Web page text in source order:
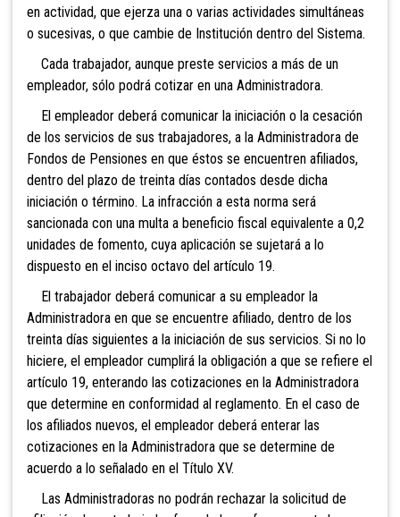
en actividad, que ejerza una o varias actividades simultáneas
o sucesivas, o que cambie de Institución dentro del Sistema.
Cada trabajador, aunque preste servicios a más de un
empleador, sólo podrá cotizar en una Administradora.
El empleador deberá comunicar la iniciación o la cesación
de los servicios de sus trabajadores, a la Administradora de
Fondos de Pensiones en que éstos se encuentren afiliados,
dentro del plazo de treinta días contados desde dicha
iniciación o término. La infracción a esta norma será
sancionada con una multa a beneficio fiscal equivalente a 0,2
unidades de fomento, cuya aplicación se sujetará a lo
dispuesto en el inciso octavo del artículo 19.
El trabajador deberá comunicar a su empleador la
Administradora en que se encuentre afiliado, dentro de los
treinta días siguientes a la iniciación de sus servicios. Si no lo
hiciere, el empleador cumplirá la obligación a que se refiere el
artículo 19, enterando las cotizaciones en la Administradora
que determine en conformidad al reglamento. En el caso de
los afiliados nuevos, el empleador deberá enterar las
cotizaciones en la Administradora que se determine de
acuerdo a lo señalado en el Título XV.
Las Administradoras no podrán rechazar la solicitud de